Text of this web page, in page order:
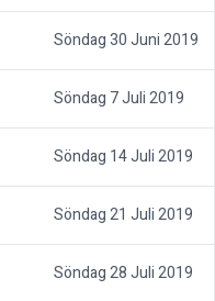
Söndag 30 Juni 2019
Söndag 7 Juli 2019
Söndag 14 Juli 2019
Söndag 21 Juli 2019
Söndag 28 Juli 2019